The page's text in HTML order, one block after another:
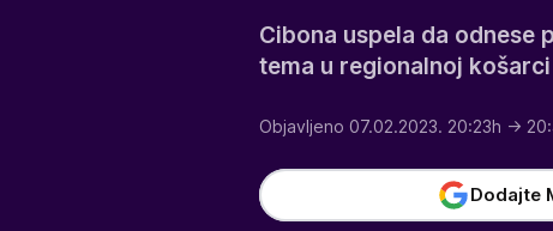
Cibona uspela da odnese
tema u regionalnoj
Objavljeno 07.02.2023. 20:23h →
Dodajte